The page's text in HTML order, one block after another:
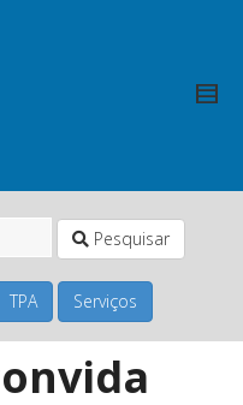
Pesquisar
TPA Serviços